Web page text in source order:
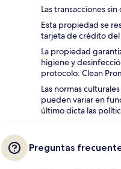
Las transacciones
Esta propiedad se
tarjeta de crédito
La propiedad
higiene y
protocolo: Clean
Las normas
pueden variar en
último dicta las
Preguntas